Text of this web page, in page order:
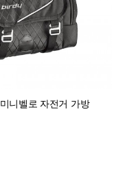
니벨로 자전거 가방